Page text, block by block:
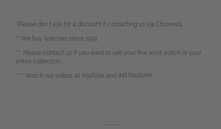
*Please don`t ask for a discount if contacting us via Chrono24.
** We buy watches since 1991.
*** Please contact us if you want to sell your fine wrist watch or your
entire collection.
**** Watch our videos at YouTube and INSTAGRAM.